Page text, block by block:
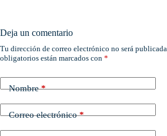
Deja un comentario
Tu dirección de correo electrónico no será publicada.
obligatorios están marcados con *
Nombre*
Correo electrónico*